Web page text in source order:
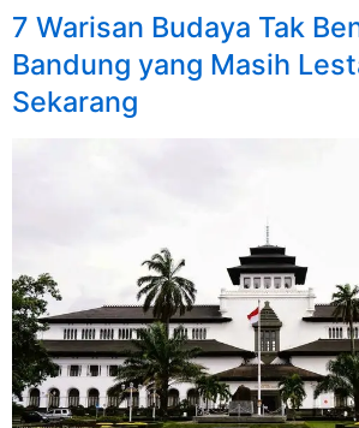
7 Warisan Budaya Tak
Bandung yang Masih
Sekarang